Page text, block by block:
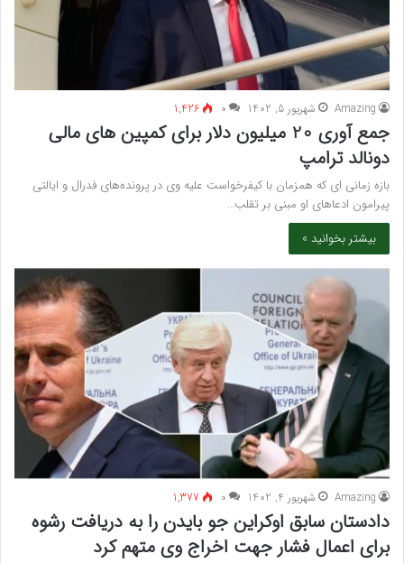
Amazing شهریور 5, 1402 ۰ 1,426
جمع آوری 20 میلیون دلار برای کمپین های مالی
دونالد ترامپ
بازه زمانی ای که همزمان با کیفرخواست علیه وی در پرونده‌های فدرال و ایالتی
پیرامون ادعاهای او مبنی بر تقلب…
بیشتر بخوانید »
Amazing شهریور 4, 1402 ۰ 1,377
دادستان سابق اوکراین جو بایدن را به دریافت رشوه
برای اعمال فشار جهت اخراج وی متهم کرد